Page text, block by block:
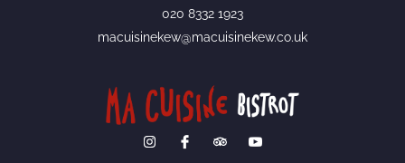
020 8332 1923
macuisinekew@macuisinekew.co.uk